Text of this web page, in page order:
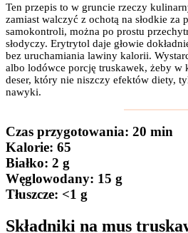
Ten przepis to w gruncie rzeczy
zamiast walczyć z ochotą na słodkie za
samokontroli, można po prostu
słodyczy. Erytrytol daje głowie
bez uruchamiania lawiny kalorii.
albo lodówce porcję truskawek, żeby
deser, który nie niszczy efektów diety,
nawyki.
Czas przygotowania: 20 min
Kalorie: 65
Białko: 2 g
Węglowodany: 15 g
Tłuszcze: <1 g
Składniki na mus